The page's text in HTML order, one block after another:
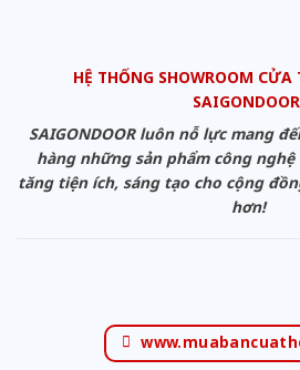
HỆ THỐNG SHOWROOM CỬA
SAIGONDOOR
SAIGONDOOR luôn nỗ lực mang
hàng những sản phẩm công
tăng tiện ích, sáng tạo cho cộng
hơn!